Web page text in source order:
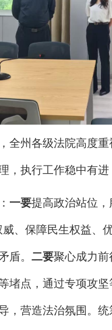
全州各级法院高度
，执行工作稳中有进
一要提高政治站位
、保障民生权益、
盾。二要聚心成力
堵点，通过专项攻
，营造法治氛围。